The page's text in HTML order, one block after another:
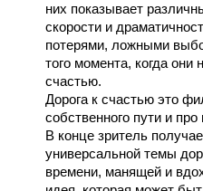
них показывает
скорости и
потерями, ложными
того момента, когда они
счастью.
Дорога к счастью это
собственного пути и
В конце зритель
универсальной темы
времени, манящей и